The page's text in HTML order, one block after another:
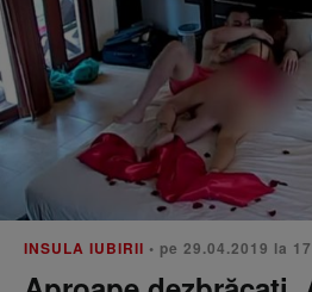
INSULA IUBIRII • pe 29.04.2019 la